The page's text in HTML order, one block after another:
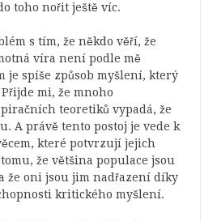
toho nořit ještě víc.
s tím, že někdo věří, že
víra není podle mě
je spíše způsob myšlení, který
mi, že mnoho
teoretiků vypadá, že
A právě tento postoj je vede k
které potvrzují jejich
že většina populace jsou
že oni jsou jim nadřazení díky
kritického myšlení.